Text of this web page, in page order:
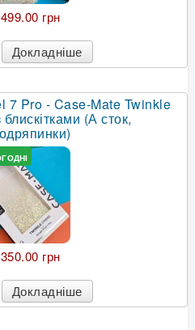
499.00 грн
Докладніше
7 Pro - Case-Mate Twinkle
(А сток,
350.00 грн
Докладніше